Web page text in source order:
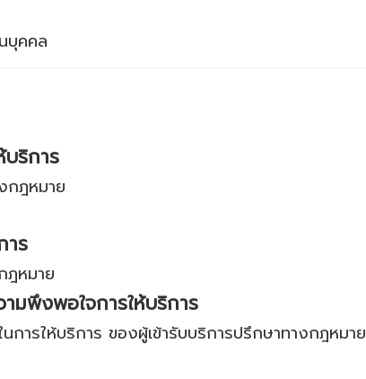
บุคคล
บริการ
กฎหมาย
าร
ฎหมาย
มพึงพอใจการให้บริการ
การให้บริการ ของผู้เข้ารับบริการปรึกษาทางกฎหมาย